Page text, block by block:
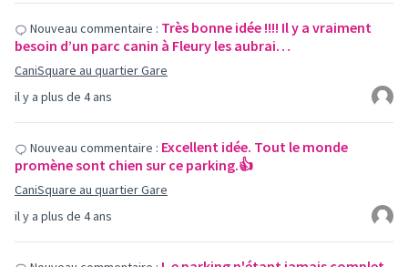
il y a plus de 4 ans
Nouveau commentaire : Très bonne idée !!!! Il y a vraiment
besoin d’un parc canin à Fleury les aubrai…
CaniSquare au quartier Gare
il y a plus de 4 ans
Nouveau commentaire : Excellent idée. Tout le monde
promène sont chien sur ce parking.👍
CaniSquare au quartier Gare